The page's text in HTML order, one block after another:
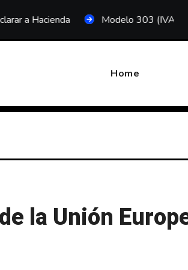
Modelo 303 (IVA trimestral)
Home
la Unión